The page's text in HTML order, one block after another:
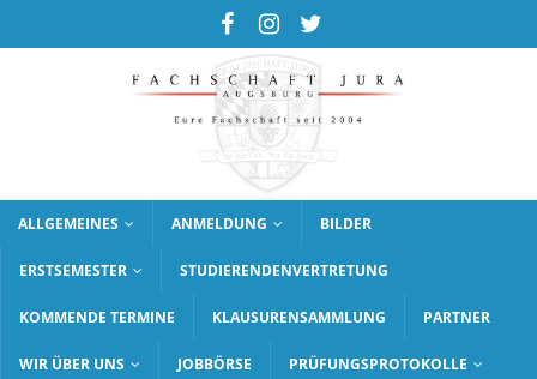
ALLGEMEINES ANMELDUNG BILDER
ERSTSEMESTER STUDIERENDENVERTRETUNG
KOMMENDE TERMINE KLAUSURENSAMMLUNG PARTNER
WIR ÜBER UNS JOBBÖRSE PRÜFUNGSPROTOKOLLE